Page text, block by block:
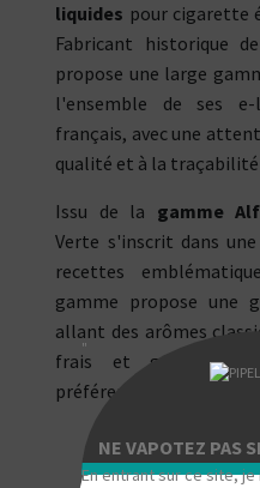
liquides pour cigarette
Fabricant historique
propose une large
l'ensemble de ses
français, avec une
qualité et à la traçabilité
Issu de la gamme
Verte s'inscrit dans
recettes
gamme propose une
allant des arômes
frais et
préférences d'un large
"
NE VAPOTEZ PAS
En entrant sur ce site,